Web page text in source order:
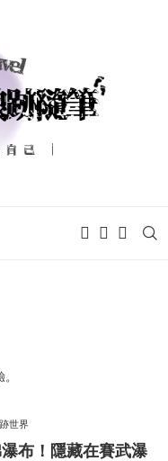
世界
布！隱藏在賽武瀑